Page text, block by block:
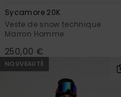
de
la FAQ
Sycamore 20K
Veste de snow technique
Marron Homme
250,00 €
NOUVEAUTÉ